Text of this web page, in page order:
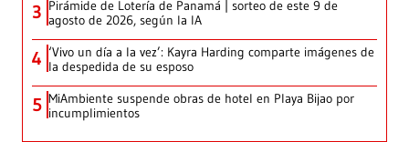
3 Pirámide de Lotería de Panamá | sorteo de este 9 de
agosto de 2026, según la IA
4 ‘Vivo un día a la vez’: Kayra Harding comparte imágenes de
la despedida de su esposo
5 MiAmbiente suspende obras de hotel en Playa Bijao por
incumplimientos